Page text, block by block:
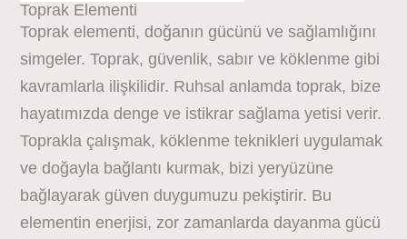
Toprak Elementi
Toprak elementi, doğanın gücünü ve sağlamlığını
simgeler. Toprak, güvenlik, sabır ve köklenme gibi
kavramlarla ilişkilidir. Ruhsal anlamda toprak, bize
hayatımızda denge ve istikrar sağlama yetisi verir.
Toprakla çalışmak, köklenme teknikleri uygulamak
ve doğayla bağlantı kurmak, bizi yeryüzüne
bağlayarak güven duygumuzu pekiştirir. Bu
elementin enerjisi, zor zamanlarda dayanma gücü